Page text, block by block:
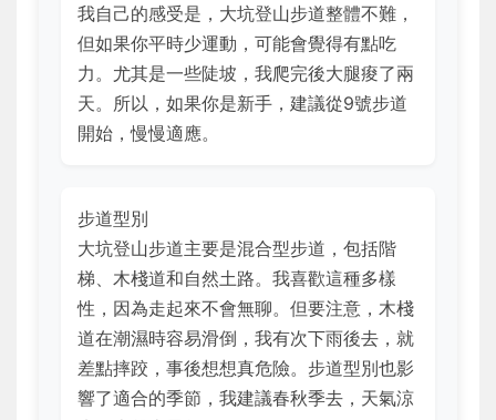
我自己的感受是，大坑登山步道整體不難，
但如果你平時少運動，可能會覺得有點吃
力。尤其是一些陡坡，我爬完後大腿痠了兩
天。所以，如果你是新手，建議從9號步道
開始，慢慢適應。
步道型別
大坑登山步道主要是混合型步道，包括階
梯、木棧道和自然土路。我喜歡這種多樣
性，因為走起來不會無聊。但要注意，木棧
道在潮濕時容易滑倒，我有次下雨後去，就
差點摔跤，事後想想真危險。步道型別也影
響了適合的季節，我建議春秋季去，天氣涼